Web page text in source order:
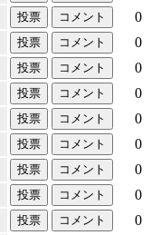
0
0
0
0
0
0
0
0
0